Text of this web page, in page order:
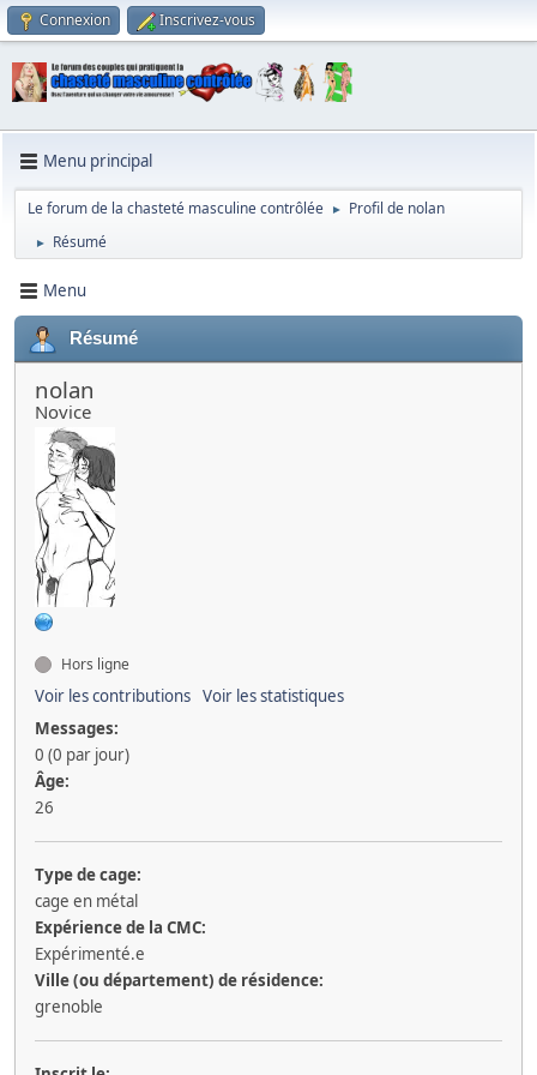
Connexion Inscrivez-vous
Menu principal
Le forum de la chasteté masculine contrôlée ► Profil de nolan
► Résumé
Menu
Résumé
nolan
Novice
Hors ligne
Voir les contributions Voir les statistiques
Messages:
0 (0 par jour)
Âge:
26
Type de cage:
cage en métal
Expérience de la CMC:
Expérimenté.e
Ville (ou département) de résidence:
grenoble